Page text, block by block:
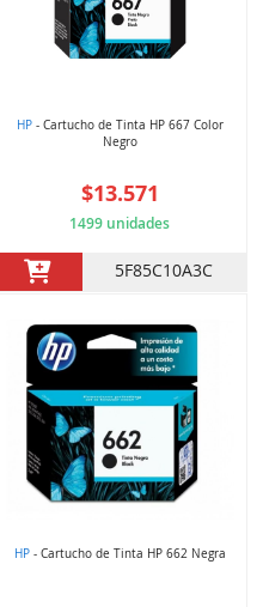
HP- Cartucho de Tinta HP 667 Color
Negro
$13.571
1499 unidades
5F85C10A3C
HP- Cartucho de Tinta HP 662 Negra